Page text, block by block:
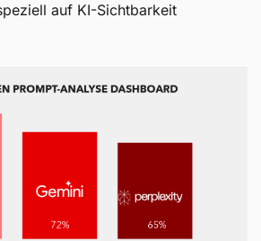
auf KI-Sichtbarkeit